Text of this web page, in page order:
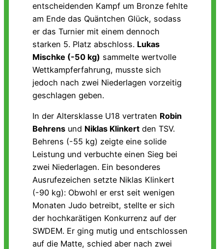
entscheidenden Kampf um Bronze fehlte
am Ende das Quäntchen Glück, sodass
er das Turnier mit einem dennoch
starken 5. Platz abschloss. Lukas
Mischke (-50 kg) sammelte wertvolle
Wettkampferfahrung, musste sich
jedoch nach zwei Niederlagen vorzeitig
geschlagen geben.
In der Altersklasse U18 vertraten Robin
Behrens und Niklas Klinkert den TSV.
Behrens (-55 kg) zeigte eine solide
Leistung und verbuchte einen Sieg bei
zwei Niederlagen. Ein besonderes
Ausrufezeichen setzte Niklas Klinkert
(-90 kg): Obwohl er erst seit wenigen
Monaten Judo betreibt, stellte er sich
der hochkarätigen Konkurrenz auf der
SWDEM. Er ging mutig und entschlossen
auf die Matte, schied aber nach zwei